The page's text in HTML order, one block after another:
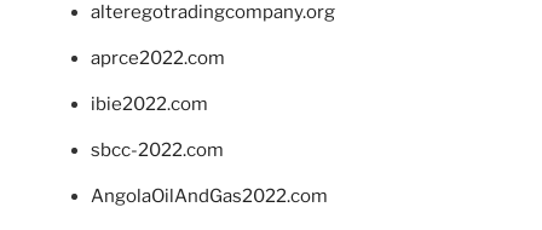
alteregotradingcompany.org
aprce2022.com
ibie2022.com
sbcc-2022.com
AngolaOilAndGas2022.com